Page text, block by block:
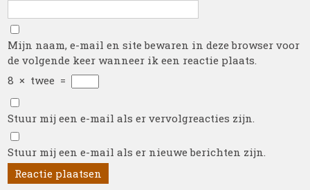
Mijn naam, e-mail en site bewaren in deze browser voor
de volgende keer wanneer ik een reactie plaats.
8 × twee =
Stuur mij een e-mail als er vervolgreacties zijn.
Stuur mij een e-mail als er nieuwe berichten zijn.